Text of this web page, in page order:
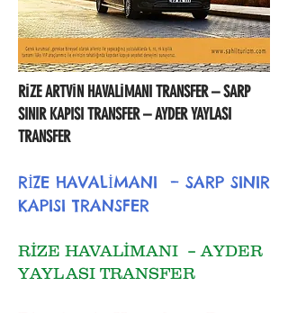
RİZE ARTVİN HAVALİMANI TRANSFER – SARP
SINIR KAPISI TRANSFER – AYDER YAYLASI
TRANSFER
RİZE HAVALİMANI – SARP SINIR
KAPISI TRANSFER
RİZE HAVALİMANI – AYDER
YAYLASI TRANSFER